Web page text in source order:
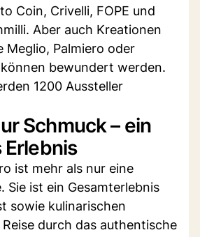
Coin, Crivelli, FOPE und
Aber auch Kreationen
Meglio, Palmiero oder
bewundert werden.
1200 Aussteller
Schmuck – ein
ist mehr als nur eine
Sie ist ein Gesamterlebnis
sowie kulinarischen
Reise durch das authentische